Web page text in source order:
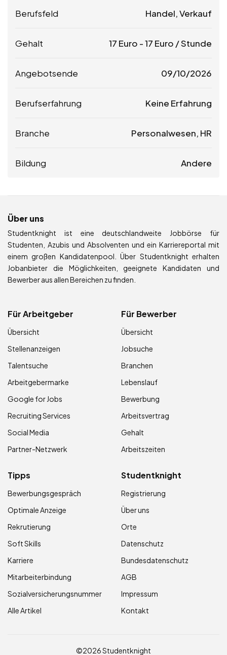
Berufsfeld Handel, Verkauf
Gehalt 17 Euro -17 Euro / Stunde
Angebotsende 09/10/2026
Berufserfahrung Keine Erfahrung
Branche Personalwesen, HR
Bildung Andere
Über uns
Studentknight ist eine deutschlandweite Jobbörse für
Studenten, Azubis und Absolventen und ein Karriereportal mit
einem großen Kandidatenpool. Über Studentknight erhalten
Jobanbieter die Möglichkeiten, geeignete Kandidaten und
Bewerber aus allen Bereichen zu finden.
Für Arbeitgeber
Übersicht
Stellenanzeigen
Talentsuche
Arbeitgebermarke
Google for Jobs
Recruiting Services
Social Media
Partner-Netzwerk
Für Bewerber
Übersicht
Jobsuche
Branchen
Lebenslauf
Bewerbung
Arbeitsvertrag
Gehalt
Arbeitszeiten
Tipps
Bewerbungsgespräch
Optimale Anzeige
Rekrutierung
Soft Skills
Karriere
Mitarbeiterbindung
Sozialversicherungsnummer
Alle Artikel
Studentknight
Registrierung
Über uns
Orte
Datenschutz
Bundesdatenschutz
AGB
Impressum
Kontakt
©2026 Studentknight